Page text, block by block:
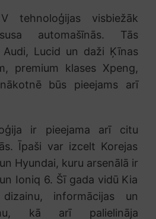
tehnoloģijas visbiežāk
automašīnās. Tās
Audi, Lucid un daži Ķīnas
premium klases Xpeng,
būs pieejams arī
ir pieejama arī citu
Īpaši var izcelt Korejas
Hyundai, kuru arsenālā ir
Ioniq 6. Šī gada vidū Kia
informācijas un
kā arī palielināja